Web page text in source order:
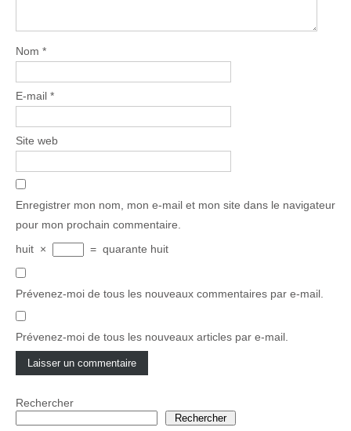
Nom *
E-mail *
Site web
Enregistrer mon nom, mon e-mail et mon site dans le navigateur
pour mon prochain commentaire.
huit × = quarante huit
Prévenez-moi de tous les nouveaux commentaires par e-mail.
Prévenez-moi de tous les nouveaux articles par e-mail.
Rechercher
Rechercher